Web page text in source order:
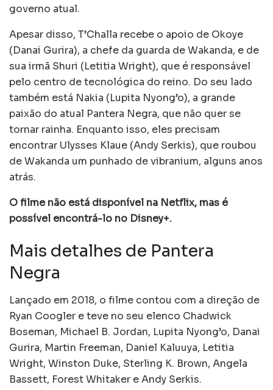
governo atual.
Apesar disso, T’Challa recebe o apoio de Okoye
(Danai Gurira), a chefe da guarda de Wakanda, e de
sua irmã Shuri (Letitia Wright), que é responsável
pelo centro de tecnológica do reino. Do seu lado
também está Nakia (Lupita Nyong’o), a grande
paixão do atual Pantera Negra, que não quer se
tornar rainha. Enquanto isso, eles precisam
encontrar Ulysses Klaue (Andy Serkis), que roubou
de Wakanda um punhado de vibranium, alguns anos
atrás.
O filme não está disponível na Netflix, mas é
possível encontrá-lo no Disney+.
Mais detalhes de Pantera
Negra
Lançado em 2018, o filme contou com a direção de
Ryan Coogler e teve no seu elenco Chadwick
Boseman, Michael B. Jordan, Lupita Nyong’o, Danai
Gurira, Martin Freeman, Daniel Kaluuya, Letitia
Wright, Winston Duke, Sterling K. Brown, Angela
Bassett, Forest Whitaker e Andy Serkis.